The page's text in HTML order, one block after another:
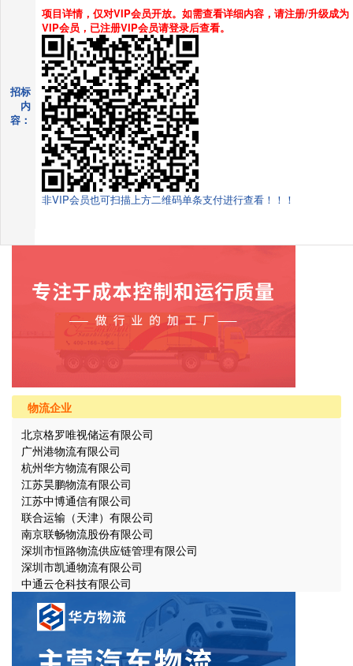
招标
内
容：
项目详情，仅对VIP会员开放。如需查看详细内容，请注册/升级成为
VIP会员，已注册VIP会员请登录后查看。
非VIP会员也可扫描上方二维码单条支付进行查看！！！
物流企业
北京格罗唯视储运有限公司
广州港物流有限公司
杭州华方物流有限公司
江苏昊鹏物流有限公司
江苏中博通信有限公司
联合运输（天津）有限公司
南京联畅物流股份有限公司
深圳市恒路物流供应链管理有限公司
深圳市凯通物流有限公司
中通云仓科技有限公司